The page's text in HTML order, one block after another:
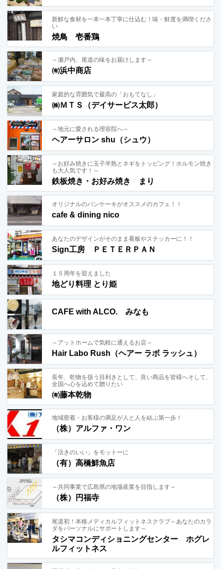
新鮮な食材を一本一本丁寧に仕込む！味・鮮度を満喫くださ
い
焼鳥 壱番鶏
～瀬戸内、尾道の味をお届けします～
㈲浜中商店
家庭的な雰囲気で最高の「おもてなし」
㈱ＭＴＳ（デイサービス太郎）
～地元に愛される理容院へ～
ヘアーサロン shu（シュウ）
～お好み焼きに玉子半熟とネギをトッピング！ホルモン焼き
も大人気です！～
鉄板焼き・お好み焼き まり
オリジナルのパンケーキがオススメのカフェ！！
cafe & dining nico
あなたのデザインがそのまま看板やステッカーに！！
Sign工房 ＰＥＴＥＲＰＡＮ
１５周年を迎えました
地どり料理 とり姫
CAFE with ALCO. みなも
～アットホームで気軽に通えるお店～
Hair Labo Rush（ヘアー ラボ ラッシュ）
長年、乾物を扱う目利きとして、良い商品を皆様へそして、
全国へ心を込めて贈りたい
㈲藤本乾物
地域密着・お客様の満足が人と人を結ぶ第一歩！
（株）アルファ・ワン
「活きのいい」をモットーに
（有）高橋鮮魚店
～共同事業で広島県の地場産業を目指します～
（株）円福寺
尾道初！本格メディカルフィットネスクラブ～あなたのカラ
ダをパーソナルにサポートします～
タシマコンディショニングセンター ホグレ
ルフィットネス